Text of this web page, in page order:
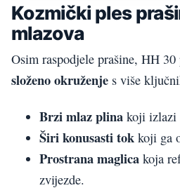
Kozmički ples
mlazova
Osim raspodjele prašine, HH
složeno okruženje s više
Brzi mlaz plina koji izlazi
Širi konusasti tok koji ga
Prostrana maglica koja
zvijezde.